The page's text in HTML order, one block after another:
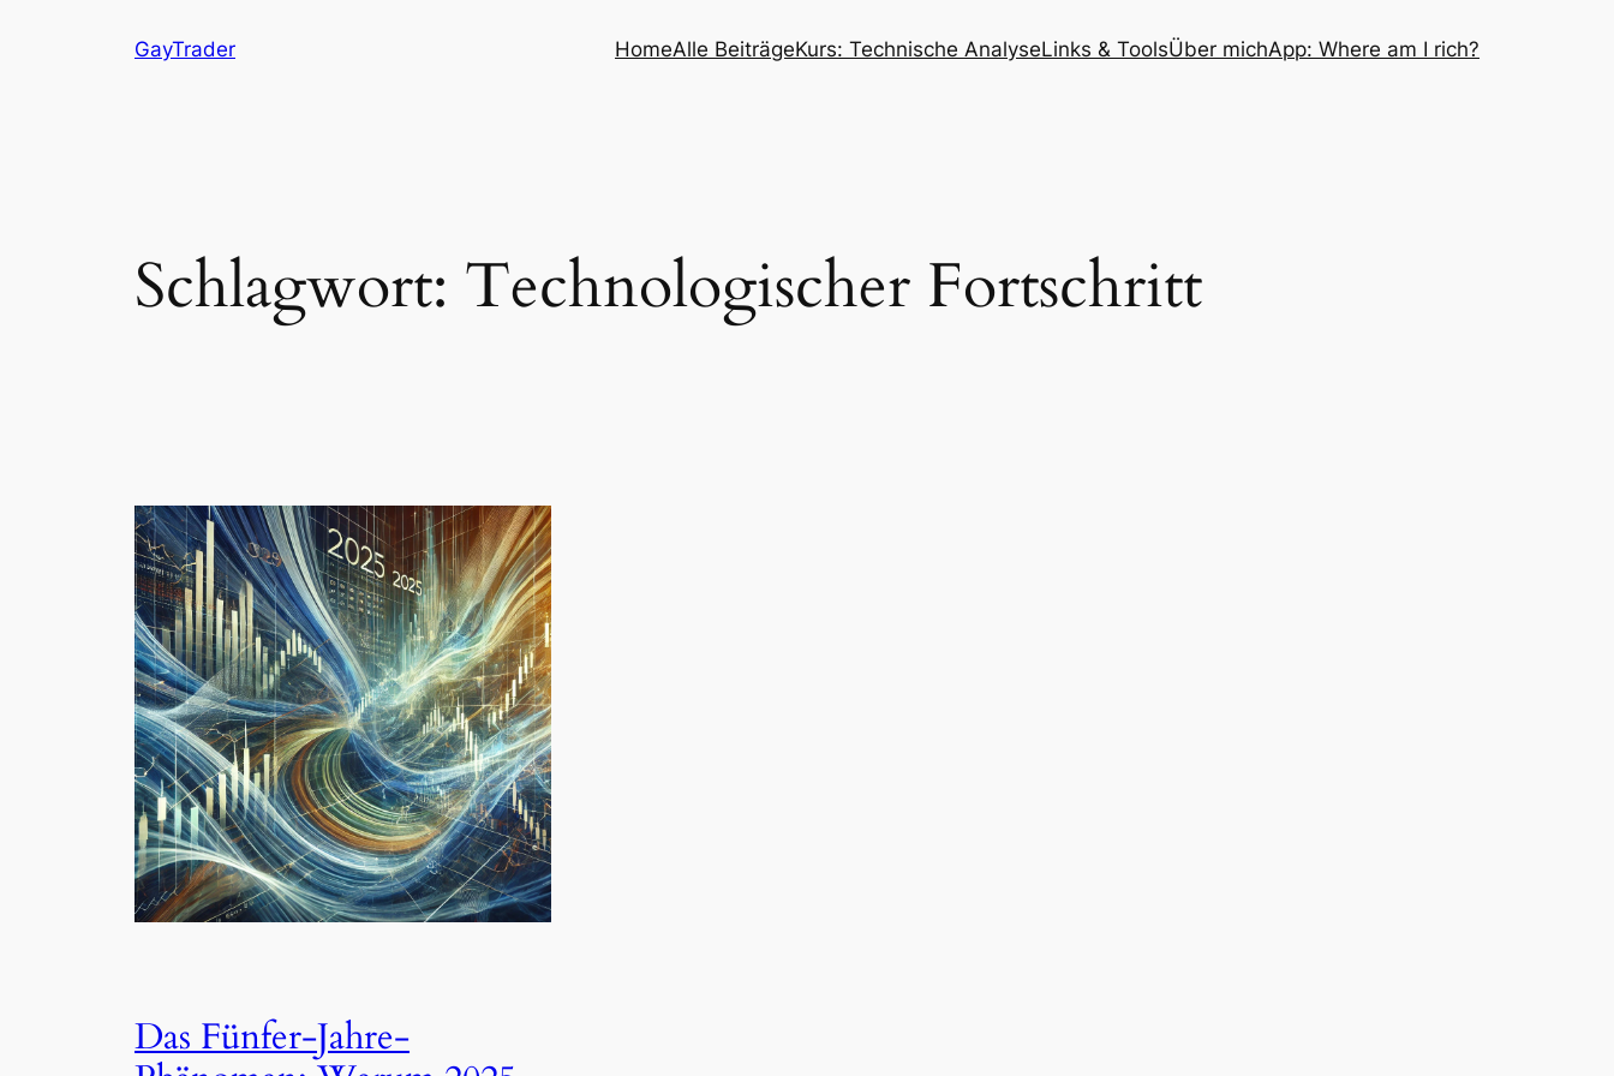
GayTrader HomeAlle BeiträgeKurs: Technische AnalyseLinks & ToolsÜber michApp: Where am I rich?
Schlagwort: Technologischer Fortschritt
Das Fünfer-Jahre-